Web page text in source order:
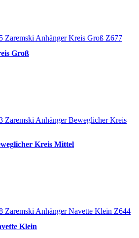
Groß
Kreis Mittel
Klein